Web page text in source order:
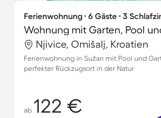
Ferienwohnung ∙ 6 Gäste ∙ 3
Wohnung mit Garten, Pool
Njivice, Omišalj, Kroatien
Ferienwohnung in Sužan mit Pool und
perfekter Rückzugsort in der Natur
ab 122 €